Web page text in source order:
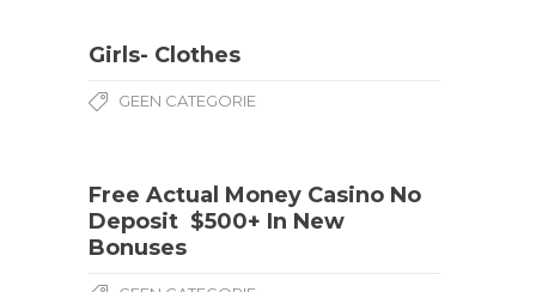
Girls- Clothes
GEEN CATEGORIE
Free Actual Money Casino No
Deposit ️ $500+ In New
Bonuses